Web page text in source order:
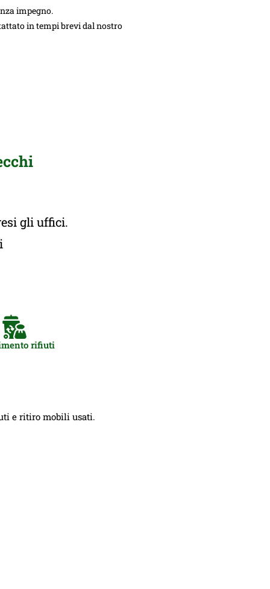
impegno.
in tempi brevi dal nostro
gli uffici.
rifiuti
e ritiro mobili usati.